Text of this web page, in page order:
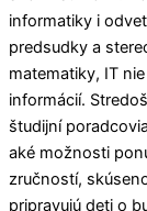
informatiky i
predsudky a
matematiky, IT
informácií.
študijní
aké možnosti
zručností,
pripravujú deti o